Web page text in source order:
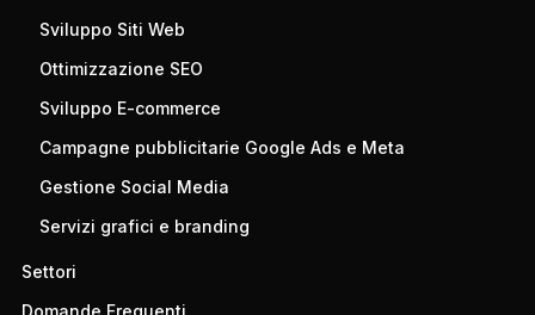
Sviluppo Siti Web
Ottimizzazione SEO
Sviluppo E-commerce
Campagne pubblicitarie Google Ads e Meta
Gestione Social Media
Servizi grafici e branding
Settori